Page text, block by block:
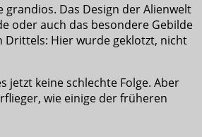
grandios. Das Design der Alienwelt
oder auch das besondere Gebilde
Drittels: Hier wurde geklotzt, nicht
jetzt keine schlechte Folge. Aber
wie einige der früheren